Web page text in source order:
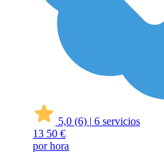
5,0 (6) | 6 servicios
13 50 €
por hora